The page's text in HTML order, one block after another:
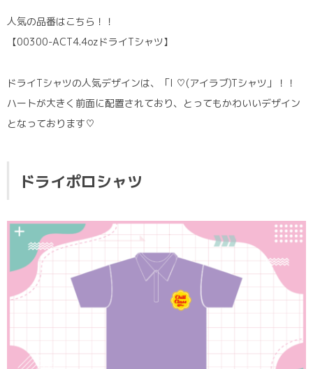
人気の品番はこちら！！
【00300-ACT4.4ozドライTシャツ】
ドライTシャツの人気デザインは、「I ♡(アイラブ)Tシャツ」！！
ハートが大きく前面に配置されており、とってもかわいいデザイン
となっております♡
ドライポロシャツ